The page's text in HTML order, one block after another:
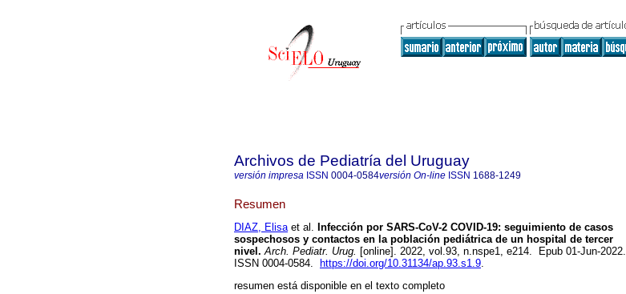
Archivos de Pediatría del Uruguay
versión impresa ISSN 0004-0584versión On-line ISSN 1688-1249
Resumen
DIAZ, Elisaet al. Infección por SARS-CoV-2 COVID-19: seguimiento de casos
sospechosos y contactos en la población pediátrica de un hospital de tercer
nivel. Arch. Pediatr. Urug. [online]. 2022, vol.93, n.nspe1, e214. Epub 01-Jun-2022.
ISSN 0004-0584.
https://doi.org/10.31134/ap.93.s1.9.
resumen está disponible en el texto completo